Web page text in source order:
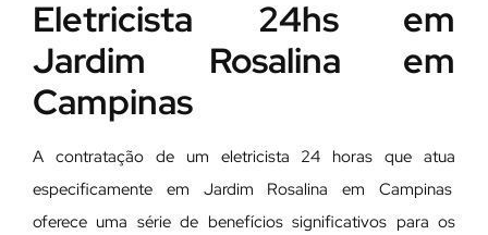
Eletricista 24hs em
Jardim Rosalina em
Campinas
A contratação de um eletricista 24 horas que atua
especificamente em Jardim Rosalina em Campinas
oferece uma série de benefícios significativos para os